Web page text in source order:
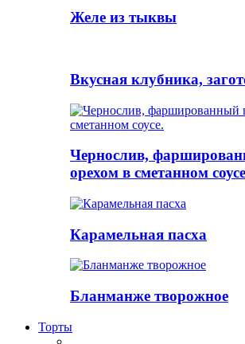
Желе из тыквы
Вкусная клубника,
Чернослив,
орехом в сметанном
Карамельная пасха
Бланманже творожное
Торты